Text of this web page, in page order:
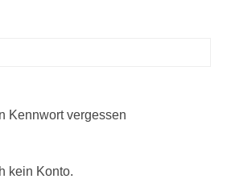
Kennwort vergessen
kein Konto.